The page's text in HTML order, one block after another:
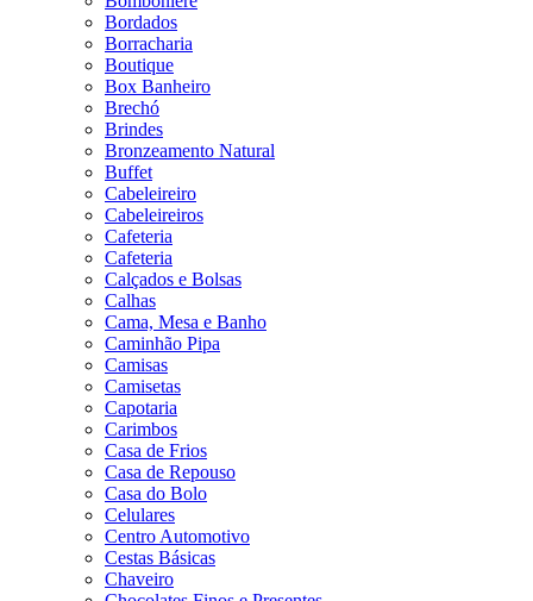
Bordados
Borracharia
Boutique
Box Banheiro
Brechó
Brindes
Bronzeamento Natural
Buffet
Cabeleireiro
Cabeleireiros
Cafeteria
Cafeteria
Calçados e Bolsas
Calhas
Cama, Mesa e Banho
Caminhão Pipa
Camisas
Camisetas
Capotaria
Carimbos
Casa de Frios
Casa de Repouso
Casa do Bolo
Celulares
Centro Automotivo
Cestas Básicas
Chaveiro